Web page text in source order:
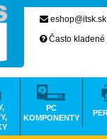
eshop@itsk.sk
Často kladené
PC
KOMPONENTY